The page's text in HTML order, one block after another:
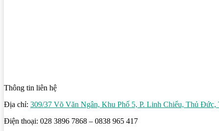
Thông tin liên hệ
Địa chỉ: 309/37 Võ Văn Ngân, Khu Phố 5, P. Linh Chiểu, Thủ
Điện thoại: 028 3896 7868 – 0838 965 417